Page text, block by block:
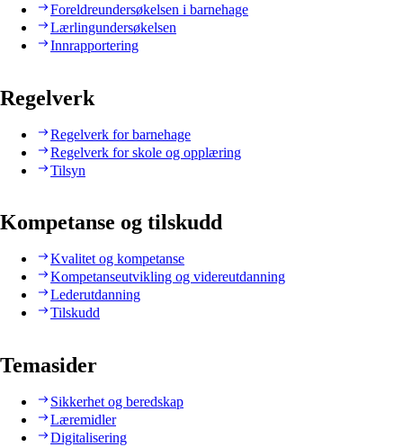
Foreldreundersøkelsen i barnehage
Lærlingundersøkelsen
Innrapportering
Regelverk
Regelverk for barnehage
Regelverk for skole og opplæring
Tilsyn
Kompetanse og tilskudd
Kvalitet og kompetanse
Kompetanseutvikling og videreutdanning
Lederutdanning
Tilskudd
Temasider
Sikkerhet og beredskap
Læremidler
Digitalisering